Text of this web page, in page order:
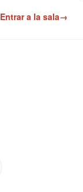
Entrar a la sala→